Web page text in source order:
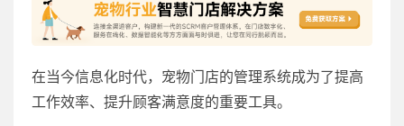
在当今信息化时代，宠物门店的管理系统成为了提高
工作效率、提升顾客满意度的重要工具。